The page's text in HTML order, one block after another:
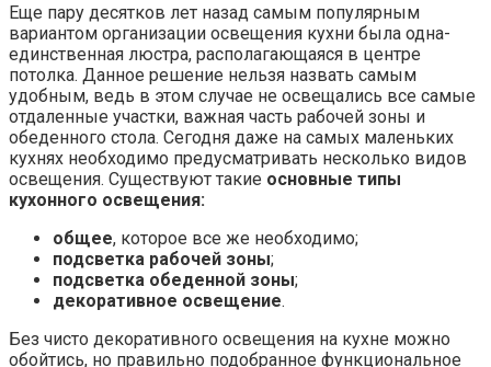
Еще пару десятков лет назад самым популярным
вариантом организации освещения кухни была одна-
единственная люстра, располагающаяся в центре
потолка. Данное решение нельзя назвать самым
удобным, ведь в этом случае не освещались все самые
отдаленные участки, важная часть рабочей зоны и
обеденного стола. Сегодня даже на самых маленьких
кухнях необходимо предусматривать несколько видов
освещения. Существуют такие основные типы
кухонного освещения:
общее, которое все же необходимо;
подсветка рабочей зоны;
подсветка обеденной зоны;
декоративное освещение.
Без чисто декоративного освещения на кухне можно
обойтись, но правильно подобранное функциональное